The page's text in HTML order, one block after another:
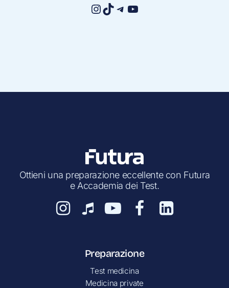
Instagram
TikTok
Telegram
YouTube
Ottieni una preparazione eccellente con Futura
e Accademia dei Test.
Preparazione
Test medicina
Medicina private